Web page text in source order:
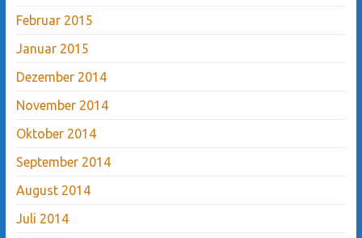
Februar 2015
Januar 2015
Dezember 2014
November 2014
Oktober 2014
September 2014
August 2014
Juli 2014